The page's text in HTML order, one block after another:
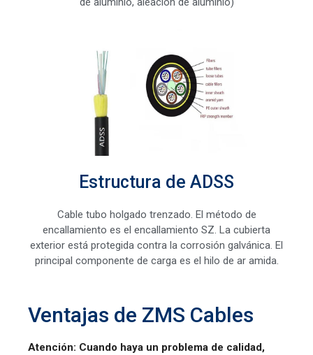
Estructura de ADSS
Cable tubo holgado trenzado. El método de
encallamiento es el encallamiento SZ. La cubierta
exterior está protegida contra la corrosión galvánica. El
principal componente de carga es el hilo de ar amida.
Ventajas de ZMS Cables
Atención: Cuando haya un problema de calidad,